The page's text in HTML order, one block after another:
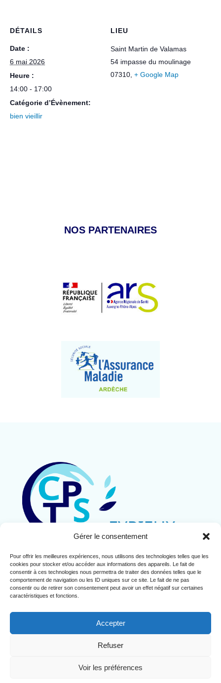
Gérer le consentement
Pour offrir les meilleures expériences, nous utilisons des technologies telles que les
cookies pour stocker et/ou accéder aux informations des appareils. Le fait de
consentir à ces technologies nous permettra de traiter des données telles que le
comportement de navigation ou les ID uniques sur ce site. Le fait de ne pas
consentir ou de retirer son consentement peut avoir un effet négatif sur certaines
caractéristiques et fonctions.
Accepter
Refuser
Voir les préférences
DÉTAILS
Date :
6 mai 2026
Heure :
14:00 - 17:00
Catégorie d’Évènement:
bien vieillir
LIEU
Saint Martin de Valamas
54 impasse du moulinage
07310, + Google Map
NOS PARTENAIRES
Contact
Mentions légales
Politique de cookies (UE)